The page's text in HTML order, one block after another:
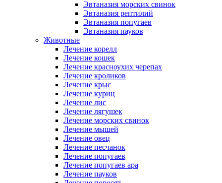
Эвтаназия морских свинок
Эвтаназия рептилий
Эвтаназия попугаев
Эвтаназия пауков
Животные
Лечение корелл
Лечение кошек
Лечение красноухих черепах
Лечение кроликов
Лечение крыс
Лечение куриц
Лечение лис
Лечение лягушек
Лечение морских свинок
Лечение мышей
Лечение овец
Лечение песчанок
Лечение попугаев
Лечение попугаев ара
Лечение пауков